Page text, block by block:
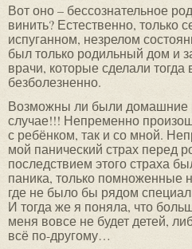
Вот оно – бессознательное
винить? Естественно, только
испуганном, незрелом
был только родильный дом и
врачи, которые сделали
безболезненно.
Возможны ли были
случае!!! Непременно
с ребёнком, так и со мной.
мой панический страх перед
последствием этого страха
паника, только помноженные
где не было бы рядом
И тогда же я поняла, что
меня вовсе не будет детей,
всё по-другому…